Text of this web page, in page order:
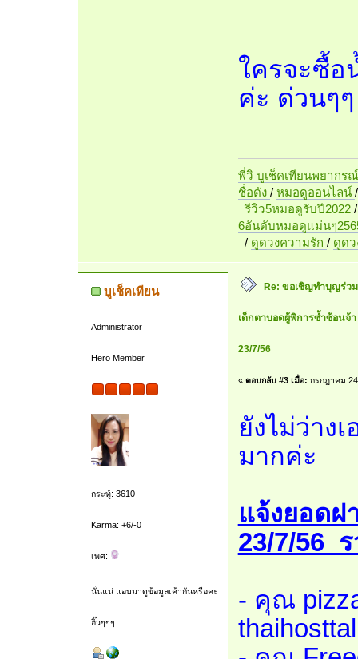
ใครจะซื้
ค่ะ ด่วนๆ
พี่วิ บูเช็คเทียนพยากร
ชื่อดัง / หมอดูออนไลน์
รีวิว5หมอดูรับปี2022
6อันดับหมอดูแม่นๆ
/ ดูดวงความรัก / ดูด
บูเช็คเทียน
Administrator
Hero Member
กระทู้: 3610
Karma: +6/-0
เพศ:
นั่นแน่ แอบมาดูข้อมูลเค้ากันหรือคะ
ฮิ๊วๆๆๆ
Re: ขอเชิญทำบุญร่ว
เด็กตาบอดผู้พิการซ้ำซ้อนจ้า
23/7/56
« ตอบกลับ #3 เมื่อ: กรกฎาคม
ยังไม่ว่าง
มากค่ะ
แจ้งยอด
23/7/56
- คุณ